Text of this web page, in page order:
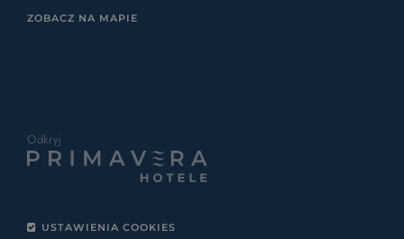
ZOBACZ NA MAPIE
Odkryj
USTAWIENIA COOKIES